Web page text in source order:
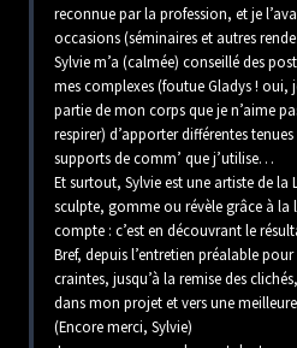
reconnue par la profession, et je
occasions (séminaires et autres
Sylvie m’a (calmée) conseillé des
mes complexes (foutue Gladys !
partie de mon corps que je n’aime
respirer) d’apporter différentes
supports de comm’ que j’utilise…
Et surtout, Sylvie est une artiste de la
sculpte, gomme ou révèle grâce à la
compte : c’est en découvrant le
Bref, depuis l’entretien préalable
craintes, jusqu’à la remise des
dans mon projet et vers une
(Encore merci, Sylvie)